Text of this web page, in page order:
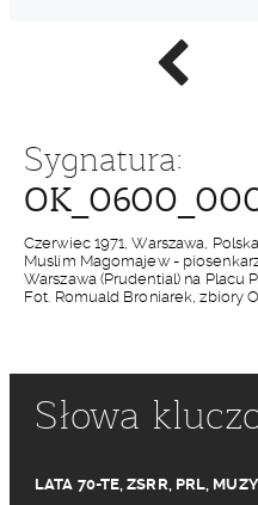
Poprzednie
zdjęcie
Sygnatura:
Czerwiec 1971, Warszawa,
Muslim Magomajew -
Warszawa (Prudential) na Placu
Fot. Romuald Broniarek, zbiory
Słowa
LATA 70-TE,ZSRR, PRL,